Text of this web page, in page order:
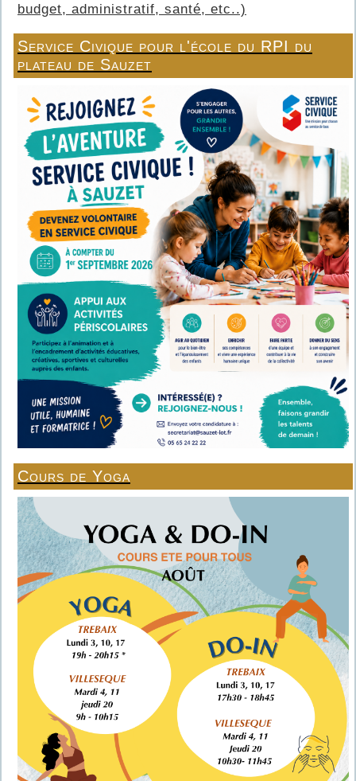
budget, administratif, santé, etc..)
Service Civique pour l'école du RPI du
plateau de Sauzet
Cours de Yoga